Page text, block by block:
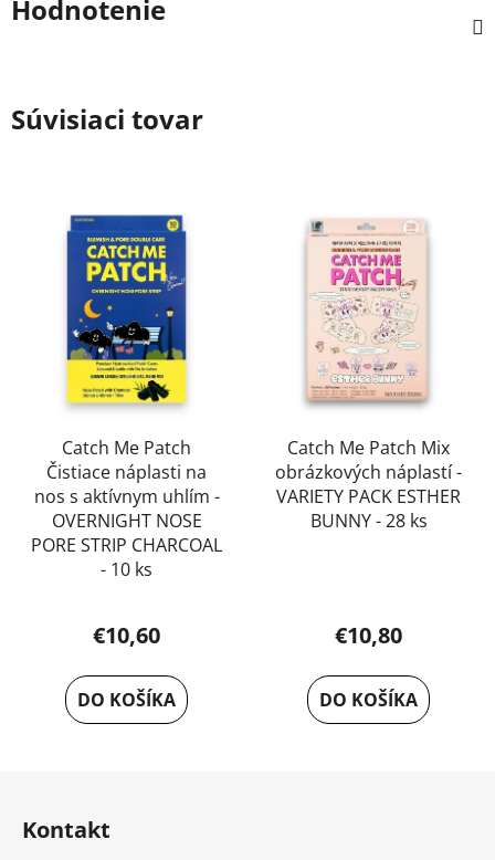
Hodnotenie
Súvisiaci tovar
Catch Me Patch
Čistiace náplasti na
nos s aktívnym uhlím -
OVERNIGHT NOSE
PORE STRIP CHARCOAL
- 10 ks
€10,60
DO KOŠÍKA
Catch Me Patch Mix
obrázkových náplastí -
VARIETY PACK ESTHER
BUNNY - 28 ks
€10,80
DO KOŠÍKA
Kontakt